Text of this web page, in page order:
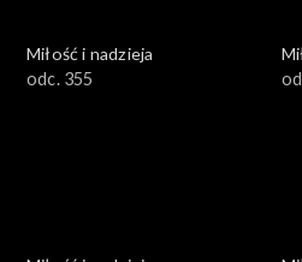
Miłość i nadzieja
odc. 355